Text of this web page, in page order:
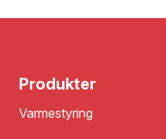
Produkter
Varmestyring